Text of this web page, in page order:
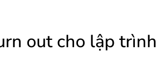
out cho lập trình